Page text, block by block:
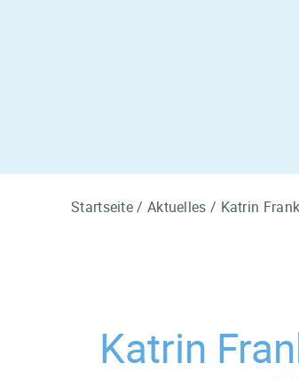
Startseite/ Aktuelles / Katrin
Katrin